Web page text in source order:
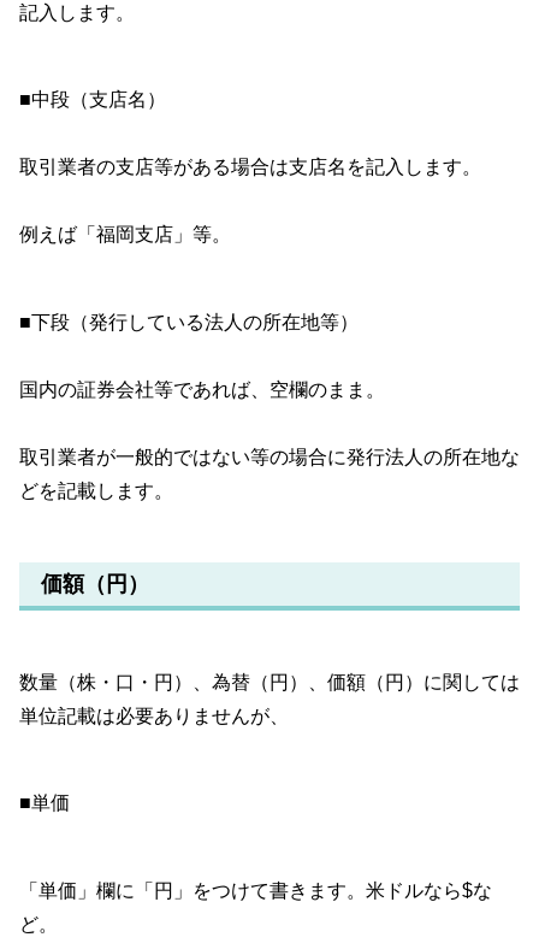
記入します。
■中段（支店名）
取引業者の支店等がある場合は支店名を記入します。
例えば「福岡支店」等。
■下段（発行している法人の所在地等）
国内の証券会社等であれば、空欄のまま。
取引業者が一般的ではない等の場合に発行法人の所在地な
どを記載します。
価額（円）
数量（株・口・円）、為替（円）、価額（円）に関しては
単位記載は必要ありませんが、
■単価
「単価」欄に「円」をつけて書きます。米ドルなら$な
ど。